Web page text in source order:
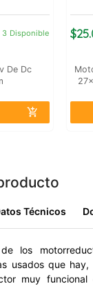
3 Disponible
De Dc
add_shopping_cart
Técnicos
los
usados que
muy funcional